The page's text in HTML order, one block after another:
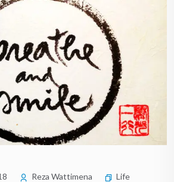
Reza Wattimena
Life